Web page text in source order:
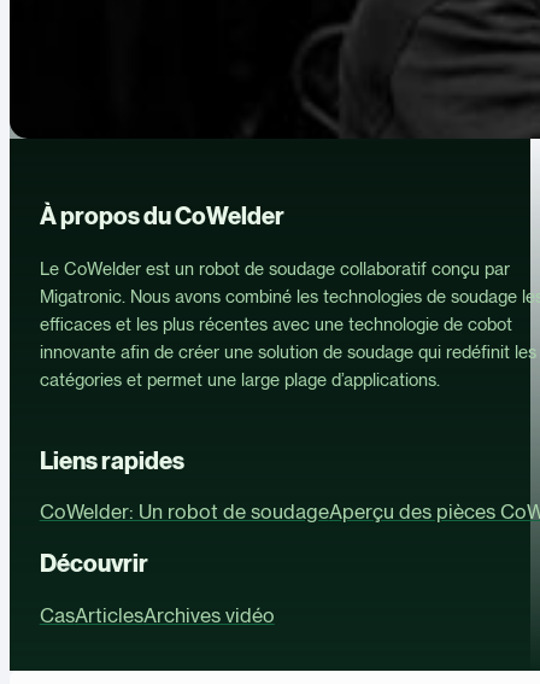
À propos du CoWelder
Le CoWelder est un robot de soudage collaboratif conçu par
Migatronic. Nous avons combiné les technologies de soudage
efficaces et les plus récentes avec une technologie de cobot
innovante afin de créer une solution de soudage qui redéfinit les
catégories et permet une large plage d’applications.
Liens rapides
CoWelder: Un robot de soudageAperçu des pièces
Découvrir
CasArticlesArchives vidéo